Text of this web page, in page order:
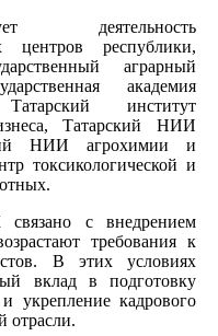
деятельность
центров республики,
аграрный
академия
институт
Татарский НИИ
НИИ агрохимии и
токсикологической и
с внедрением
требования к
В этих условиях
вклад в подготовку
укрепление кадрового
отрасли.